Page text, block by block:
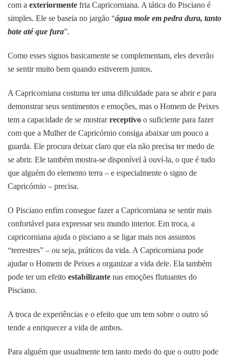
com a exteriormente fria Capricorniana. A tática do Pisciano é
simples. Ele se baseia no jargão “água mole em pedra dura, tanto
bate até que fura”.
Como esses signos basicamente se complementam, eles deverão
se sentir muito bem quando estiverem juntos.
A Capricorniana costuma ter uma dificuldade para se abrir e para
demonstrar seus sentimentos e emoções, mas o Homem de Peixes
tem a capacidade de se mostrarreceptivo o suficiente para fazer
com que a Mulher de Capricórnio consiga abaixar um pouco a
guarda. Ele procura deixar claro que ela não precisa ter medo de
se abrir. Ele também mostra-se disponível à ouví-la, o que é tudo
que alguém do elemento terra – e especialmente o signo de
Capricórnio – precisa.
O Pisciano enfim consegue fazer a Capricorniana se sentir mais
confortável para expressar seu mundo interior. Em troca, a
capricorniana ajuda o pisciano a se ligar mais nos assuntos
“terrestres” – ou seja, práticos da vida. A Capricorniana pode
ajudar o Homem de Peixes a organizar a vida dele. Ela também
pode ter um efeito estabilizante nas emoções flutuantes do
Pisciano.
A troca de experiências e o efeito que um tem sobre o outro só
tende a enriquecer a vida de ambos.
Para alguém que usualmente tem tanto medo do que o outro pode